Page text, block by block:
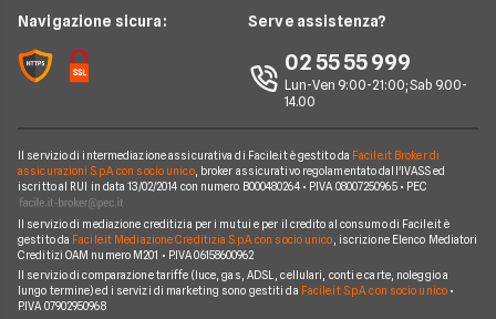
News
Chi siamo
Perché scegliere Facile.it
Mappa del sito
Wind Tre
Aruba
Eolo
Operatori Internet Casa
Notizie internet casa
Domande frequenti internet casa
Navigazione sicura: Serve assistenza?
02 55 55 999
Lun-Ven 9:00-21:00; Sab 9.00-
14.00
Il servizio di intermediazione assicurativa di Facile.it è gestito da Facile.it Broker di
assicurazioni S.p.A. con socio unico, broker assicurativo regolamentato dall'IVASS ed
iscritto al RUI in data 13/02/2014 con numero B000480264 • P.IVA 08007250965 • PEC
Il servizio di mediazione creditizia per i mutui e per il credito al consumo di Facile.it è
gestito da Facile.it Mediazione Creditizia S.p.A. con socio unico , iscrizione Elenco Mediatori
Creditizi OAM numero M201 • P.IVA 06158600962
Il servizio di comparazione tariffe (luce, gas, ADSL, cellulari, conti e carte, noleggio a
lungo termine) ed i servizi di marketing sono gestiti da Facile.it S.p.A. con socio unico•
P.IVA 07902950968